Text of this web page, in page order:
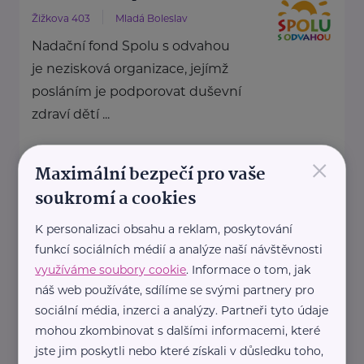
Žižkova 403 Mladá Boleslav
Nadační fond Spolu s odvahou
je nezisková organizace, jejímž
posláním je podporovat duševní
zdraví dětí ...
+420 725 565 273
info@spolusodvahou.cz
Národní asociace dobrovolnictví
z.s.
Kaznějovská 1517/51 Plzeň
Národní asociace dobrovolnictví,
×
Maximální bezpečí pro vaše
soukromí a cookies
K personalizaci obsahu a reklam, poskytování
funkcí sociálních médií a analýze naší návštěvnosti
využíváme soubory cookie. Informace o tom, jak
náš web používáte, sdílíme se svými partnery pro
sociální média, inzerci a analýzy. Partneři tyto údaje
mohou zkombinovat s dalšími informacemi, které
jste jim poskytli nebo které získali v důsledku toho,